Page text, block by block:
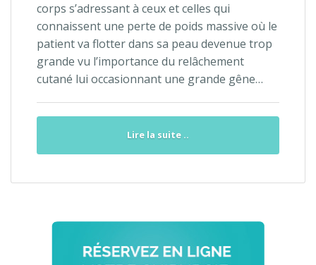
corps s’adressant à ceux et celles qui
connaissent une perte de poids massive où le
patient va flotter dans sa peau devenue trop
grande vu l’importance du relâchement
cutané lui occasionnant une grande gêne…
Lire la suite ..